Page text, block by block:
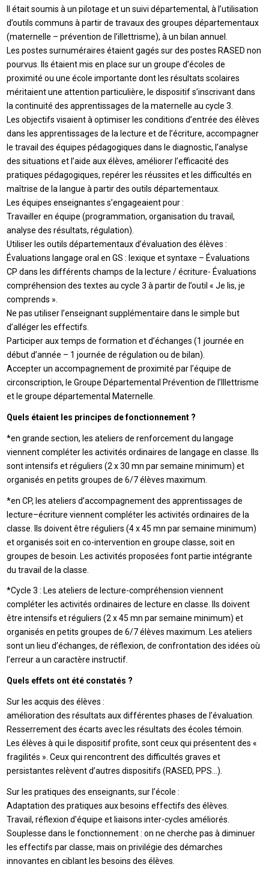
Il était soumis à un pilotage et un suivi départemental, à l’utilisation
d’outils communs à partir de travaux des groupes départementaux
(maternelle – prévention de l’illettrisme), à un bilan annuel.
Les postes surnuméraires étaient gagés sur des postes RASED non
pourvus. Ils étaient mis en place sur un groupe d’écoles de
proximité ou une école importante dont les résultats scolaires
méritaient une attention particulière, le dispositif s’inscrivant dans
la continuité des apprentissages de la maternelle au cycle 3.
Les objectifs visaient à optimiser les conditions d’entrée des élèves
dans les apprentissages de la lecture et de l’écriture, accompagner
le travail des équipes pédagogiques dans le diagnostic, l’analyse
des situations et l’aide aux élèves, améliorer l’efficacité des
pratiques pédagogiques, repérer les réussites et les difficultés en
maîtrise de la langue à partir des outils départementaux.
Les équipes enseignantes s’engageaient pour :
Travailler en équipe (programmation, organisation du travail,
analyse des résultats, régulation).
Utiliser les outils départementaux d’évaluation des élèves :
Évaluations langage oral en GS : lexique et syntaxe – Évaluations
CP dans les différents champs de la lecture / écriture- Évaluations
compréhension des textes au cycle 3 à partir de l’outil « Je lis, je
comprends ».
Ne pas utiliser l’enseignant supplémentaire dans le simple but
d’alléger les effectifs.
Participer aux temps de formation et d’échanges (1 journée en
début d’année – 1 journée de régulation ou de bilan).
Accepter un accompagnement de proximité par l’équipe de
circonscription, le Groupe Départemental Prévention de l’Illettrisme
et le groupe départemental Maternelle.
Quels étaient les principes de fonctionnement ?
*en grande section, les ateliers de renforcement du langage
viennent compléter les activités ordinaires de langage en classe. Ils
sont intensifs et réguliers (2 x 30 mn par semaine minimum) et
organisés en petits groupes de 6/7 élèves maximum.
*en CP, les ateliers d’accompagnement des apprentissages de
lecture–écriture viennent compléter les activités ordinaires de la
classe. Ils doivent être réguliers (4 x 45 mn par semaine minimum)
et organisés soit en co-intervention en groupe classe, soit en
groupes de besoin. Les activités proposées font partie intégrante
du travail de la classe.
*Cycle 3 : Les ateliers de lecture-compréhension viennent
compléter les activités ordinaires de lecture en classe. Ils doivent
être intensifs et réguliers (2 x 45 mn par semaine minimum) et
organisés en petits groupes de 6/7 élèves maximum. Les ateliers
sont un lieu d’échanges, de réflexion, de confrontation des idées où
l’erreur a un caractère instructif.
Quels effets ont été constatés ?
Sur les acquis des élèves :
amélioration des résultats aux différentes phases de l’évaluation.
Resserrement des écarts avec les résultats des écoles témoin.
Les élèves à qui le dispositif profite, sont ceux qui présentent des «
fragilités ». Ceux qui rencontrent des difficultés graves et
persistantes relèvent d’autres dispositifs (RASED, PPS…).
Sur les pratiques des enseignants, sur l’école :
Adaptation des pratiques aux besoins effectifs des élèves.
Travail, réflexion d’équipe et liaisons inter-cycles améliorés.
Souplesse dans le fonctionnement : on ne cherche pas à diminuer
les effectifs par classe, mais on privilégie des démarches
innovantes en ciblant les besoins des élèves.